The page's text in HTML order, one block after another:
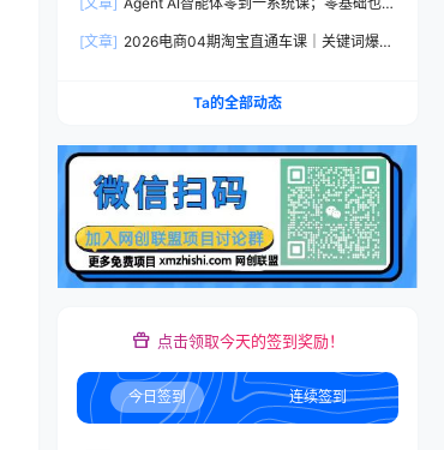
完整覆盖
[文章] 2026电商04期淘宝直通车课｜关键词爆打
Ta的全部动态
点击领取今天的签到奖励！
今日签到 连续签到